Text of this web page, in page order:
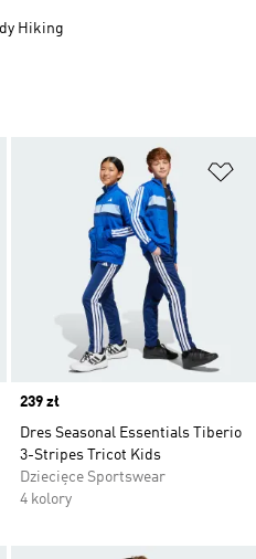
do listy życzeń
Price
239 zł
Dres Seasonal Essentials Tiberio
3-Stripes Tricot Kids
Dziecięce Sportswear
4 kolory
Hiking